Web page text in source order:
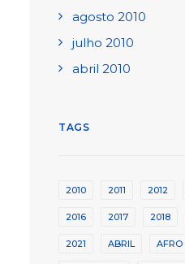
agosto 2010
julho 2010
abril 2010
TAGS
2010 2011 2012
2016 2017 2018
2021 ABRIL AFRO